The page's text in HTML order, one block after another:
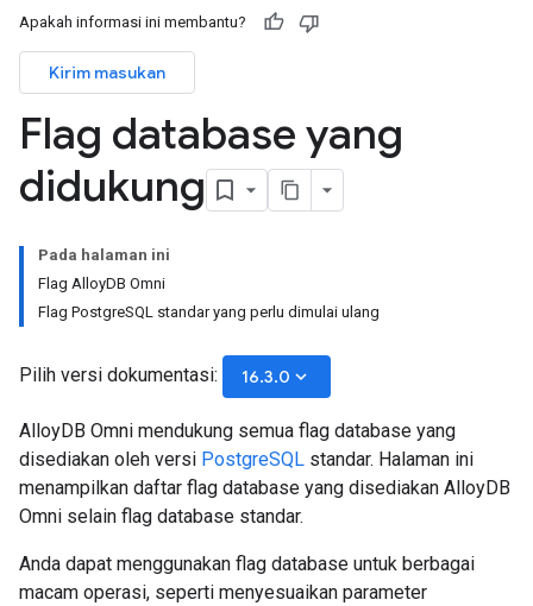
Apakah informasi ini membantu?
Kirim masukan
Flag database yang
didukung
Pada halaman ini
Flag AlloyDB Omni
Flag PostgreSQL standar yang perlu dimulai ulang
Pilih versi dokumentasi: 16.3.0 keyboard_arrow_down
AlloyDB Omni mendukung semua flag database yang
disediakan oleh versi PostgreSQL standar. Halaman ini
menampilkan daftar flag database yang disediakan AlloyDB
Omni selain flag database standar.
Anda dapat menggunakan flag database untuk berbagai
macam operasi, seperti menyesuaikan parameter